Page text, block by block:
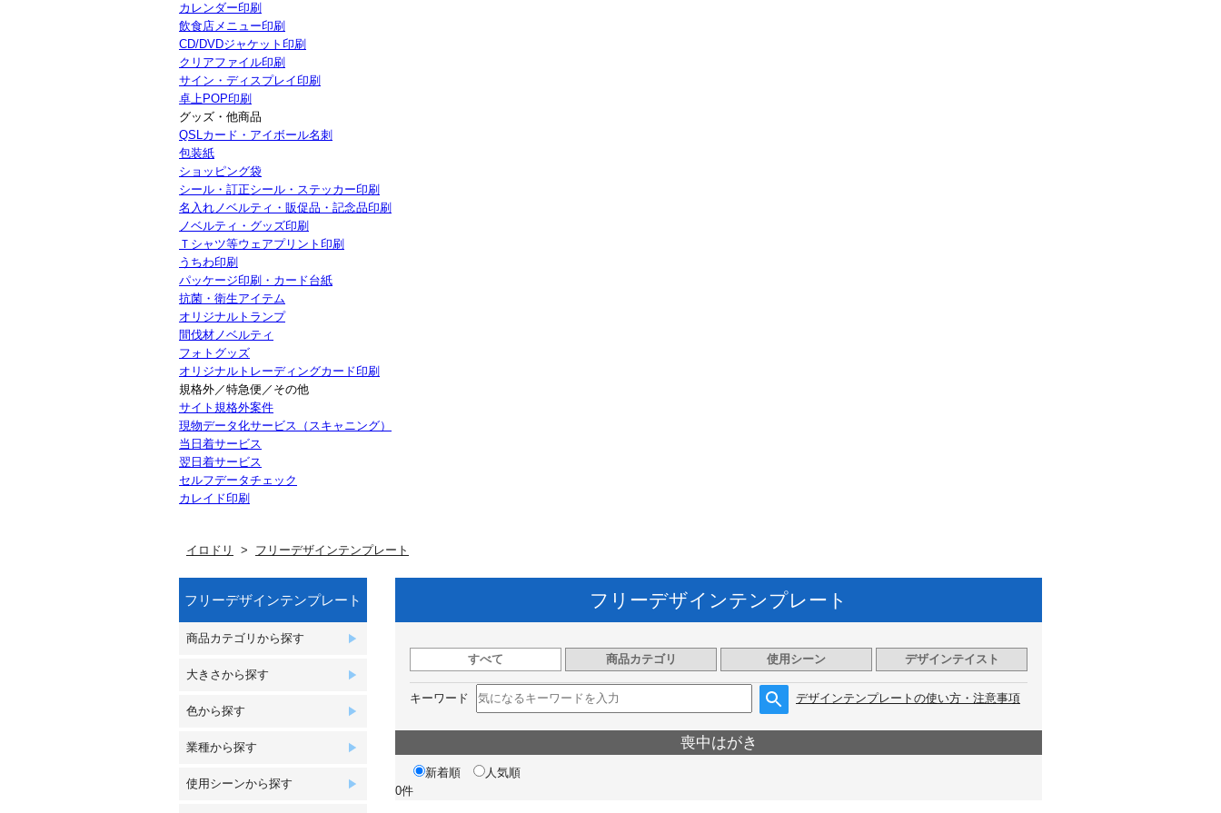
カレンダー印刷
飲食店メニュー印刷
CD/DVDジャケット印刷
クリアファイル印刷
サイン・ディスプレイ印刷
卓上POP印刷
グッズ・他商品
QSLカード・アイボール名刺
包装紙
ショッピング袋
シール・訂正シール・ステッカー印刷
名入れノベルティ・販促品・記念品印刷
ノベルティ・グッズ印刷
Ｔシャツ等ウェアプリント印刷
うちわ印刷
パッケージ印刷・カード台紙
抗菌・衛生アイテム
オリジナルトランプ
間伐材ノベルティ
フォトグッズ
オリジナルトレーディングカード印刷
規格外／特急便／その他
サイト規格外案件
現物データ化サービス（スキャニング）
当日着サービス
翌日着サービス
セルフデータチェック
カレイド印刷
イロドリ フリーデザインテンプレート
フリーデザインテンプレート
商品カテゴリから探す
大きさから探す
色から探す
業種から探す
使用シーンから探す
フリーデザインテンプレート
すべて 商品カテゴリ 使用シーン デザインテイスト
キーワード デザインテンプレートの使い方・注意事項
喪中はがき
新着順
人気順
0件